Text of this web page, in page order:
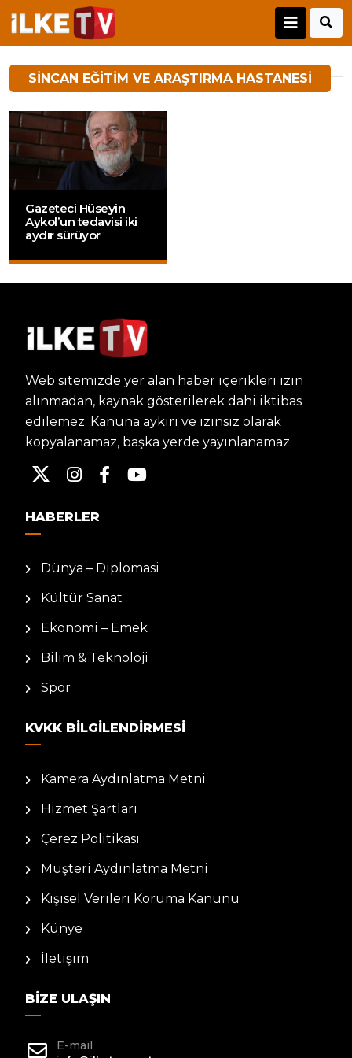
SINCAN EĞITIM VE ARAŞTIRMA HASTANESI
Gazeteci Hüseyin
Aykol’un tedavisi iki
aydır sürüyor
Web sitemizde yer alan haber içerikleri izin
alınmadan, kaynak gösterilerek dahi iktibas
edilemez. Kanuna aykırı ve izinsiz olarak
kopyalanamaz, başka yerde yayınlanamaz.
HABERLER
Dünya – Diplomasi
Kültür Sanat
Ekonomi – Emek
Bilim & Teknoloji
Spor
KVKK BILGILENDIRMESI
Kamera Aydınlatma Metni
Hizmet Şartları
Çerez Politikası
Müşteri Aydınlatma Metni
Kişisel Verileri Koruma Kanunu
Künye
İletişim
BIZE ULAŞIN
E-mail